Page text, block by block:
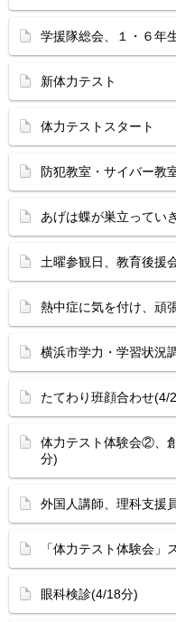
学援隊総会、１・６年
新体力テスト
体力テストスタート
防犯教室・サイバー教
あげは蝶が巣立ってい
土曜参観日、教育後援
熱中症に気を付け、頑
横浜市学力・学習状況
たてわり班顔合わせ(4/
体力テスト体験会②、
分)
外国人講師、理科支援
「体力テスト体験会」
眼科検診(4/18分)